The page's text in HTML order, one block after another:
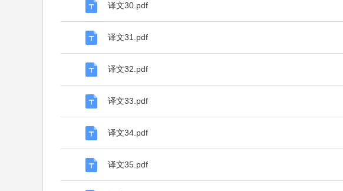
译文30.pdf
译文31.pdf
译文32.pdf
译文33.pdf
译文34.pdf
译文35.pdf